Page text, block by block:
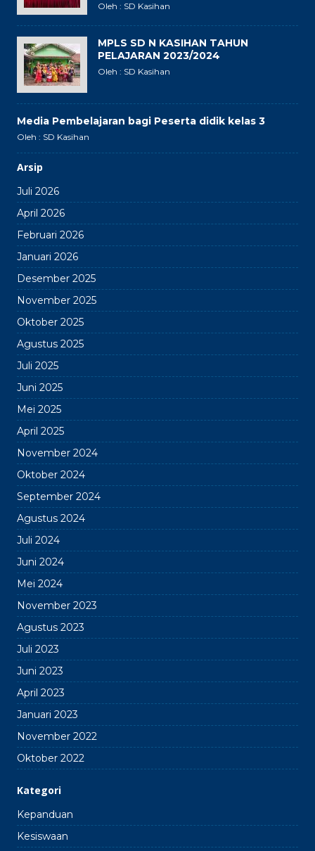
Oleh : SD Kasihan
MPLS SD N KASIHAN TAHUN
PELAJARAN 2023/2024
Oleh : SD Kasihan
Media Pembelajaran bagi Peserta didik kelas 3
Oleh : SD Kasihan
Arsip
Juli 2026
April 2026
Februari 2026
Januari 2026
Desember 2025
November 2025
Oktober 2025
Agustus 2025
Juli 2025
Juni 2025
Mei 2025
April 2025
November 2024
Oktober 2024
September 2024
Agustus 2024
Juli 2024
Juni 2024
Mei 2024
November 2023
Agustus 2023
Juli 2023
Juni 2023
April 2023
Januari 2023
November 2022
Oktober 2022
Kategori
Kepanduan
Kesiswaan